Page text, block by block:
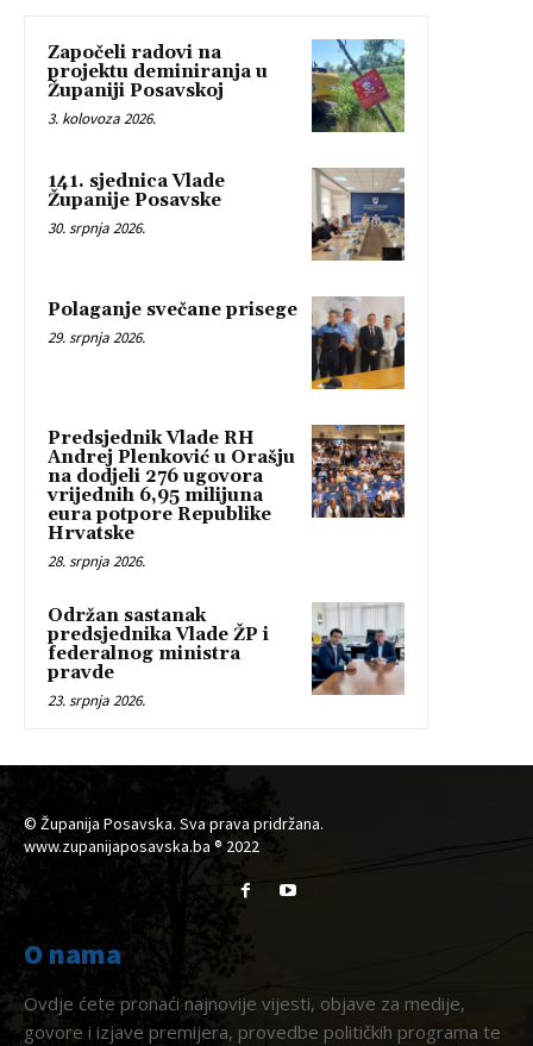
Započeli radovi na
projektu deminiranja u
Županiji Posavskoj
3. kolovoza 2026.
141. sjednica Vlade
Županije Posavske
30. srpnja 2026.
Polaganje svečane prisege
29. srpnja 2026.
Predsjednik Vlade RH
Andrej Plenković u Orašju
na dodjeli 276 ugovora
vrijednih 6,95 milijuna
eura potpore Republike
Hrvatske
28. srpnja 2026.
Održan sastanak
predsjednika Vlade ŽP i
federalnog ministra
pravde
23. srpnja 2026.
© Županija Posavska. Sva prava pridržana.
www.zupanijaposavska.ba ® 2022
O nama
Ovdje ćete pronaći najnovije vijesti, objave za medije,
govore i izjave premijera, provedbe političkih programa te